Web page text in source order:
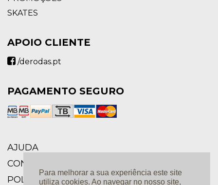
Para melhorar a sua experiência este site
utiliza cookies. Ao navegar no nosso site,
SKATES
APOIO CLIENTE
/derodas.pt
PAGAMENTO SEGURO
AJUDA
CONDIÇÕES GERAIS
POLÍTICA DE PRIVACIDADE E PROTEÇÃO DE